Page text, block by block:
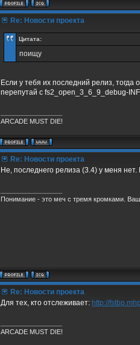
Re: Новости проекта
Цитата:
поищу
Если у тебя их последний релиз, тогда
перепутай с fs2_open_3_6_9_debug-
ARCADE MUST DIE!
Re: Новости проекта
Не, последнего релиза (3.4) у меня
Понимание - это меч с тремя кромками.
Re: Новости проекта
Для тех, кто отслеживает: http://
ARCADE MUST DIE!